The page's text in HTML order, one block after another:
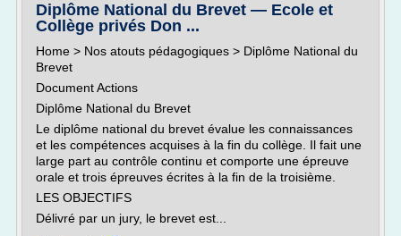
Diplôme National du Brevet — Ecole et
Collège privés Don ...
Home > Nos atouts pédagogiques > Diplôme National du
Brevet
Document Actions
Diplôme National du Brevet
Le diplôme national du brevet évalue les connaissances
et les compétences acquises à la fin du collège. Il fait une
large part au contrôle continu et comporte une épreuve
orale et trois épreuves écrites à la fin de la troisième.
LES OBJECTIFS
Délivré par un jury, le brevet est...